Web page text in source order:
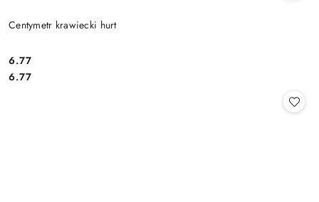
Centymetr krawiecki hurt
Cena:
6.77
Cena:
6.77